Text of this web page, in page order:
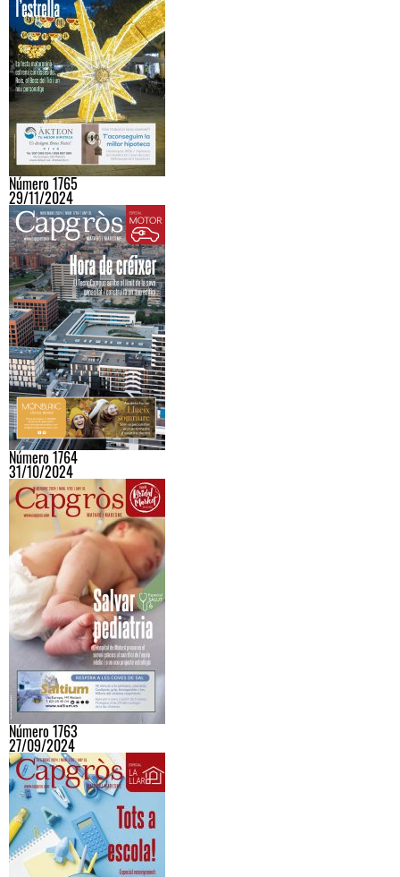
Número 1765
29/11/2024
Número 1764
31/10/2024
Número 1763
27/09/2024